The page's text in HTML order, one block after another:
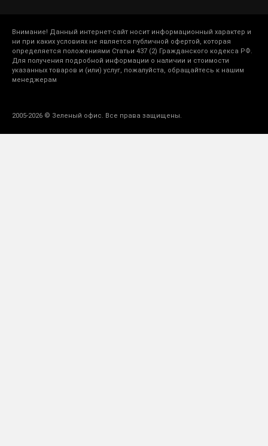
Внимание! Данный интернет-сайт носит информационный характер и
ни при каких условиях не является публичной офертой, которая
определяется положениями Статьи 437 (2) Гражданского кодекса РФ.
Для получения подробной информации о наличии и стоимости
указанных товаров и (или) услуг, пожалуйста, обращайтесь к нашим
менеджерам
2005-2026 © Зеленый офис. Все права защищены.